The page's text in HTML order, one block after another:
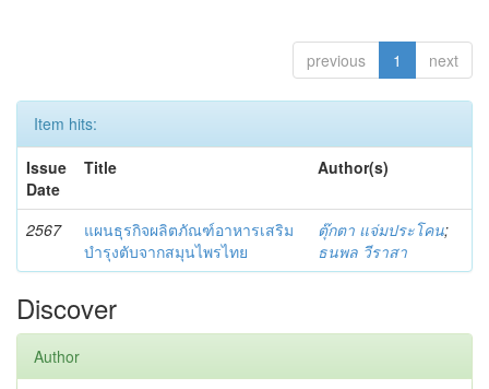
previous 1 next
Item hits:
Issue
Date
Title Author(s)
2567
แผนธุรกิจผลิตภัณฑ์อาหารเสริม
บำรุงตับจากสมุนไพรไทย
ตุ๊กตา แจ่มประโคน;
ธนพล วีราสา
Discover
Author